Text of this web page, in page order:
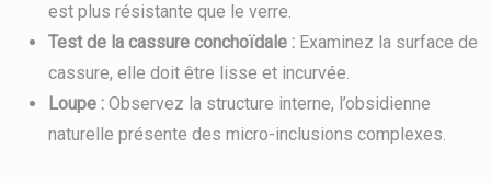
est plus résistante que le verre.
Test de la cassure conchoïdale : Examinez la surface de
cassure, elle doit être lisse et incurvée.
Loupe : Observez la structure interne, l’obsidienne
naturelle présente des micro-inclusions complexes.